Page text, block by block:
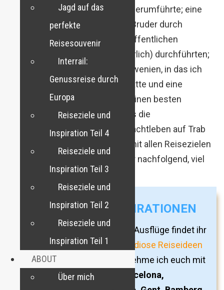
meine Freundin fachmännisch herumführte; eine
Biertour mit meinem Vater und Bruder durch
Oberösterreich, die wir nur mit öffentlichen
Verkehrsmitteln (teils abenteuerlich) durchführten;
das erneute Aufsuchen von Slowenien, in das ich
mich im Vorjahr völlig verliebt hatte und eine
intensive Burschenreise mit meinen besten
Freunden nach Bukarest, wo uns die
Sehenswürdigkeiten und das Nachtleben auf Trab
hielten. Eine vollständige Liste mit allen Reisezielen
und Reiseinspirationen findet ihr nachfolgend, viel
Spaß dabei! 🙂
WEITERE REISEINSPIRATIONEN
26 weitere Städtereisen und Ausflüge findet ihr
im BlogartikelEuropa: 26 grandiose Reiseideen
für 2020. In diesem Beitrag nehme ich euch mit
zu Orten und Städten wie
Barcelona,
Jagd auf das
perfekte
Reisesouvenir
Interrail:
Genussreise durch
Europa
Reiseziele und
Inspiration Teil 4
Reiseziele und
Inspiration Teil 3
Reiseziele und
Inspiration Teil 2
Reiseziele und
Inspiration Teil 1
ABOUT
Über mich